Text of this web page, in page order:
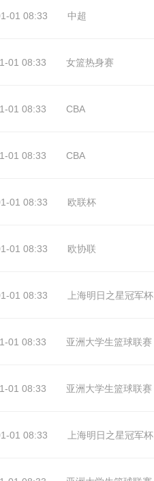
01 08:33 中超
01 08:33 女篮热身赛
01 08:33 CBA
01 08:33 CBA
01 08:33 欧联杯
01 08:33 欧协联
01 08:33 上海明日之星冠军杯
01 08:33 亚洲大学生篮球联赛
01 08:33 亚洲大学生篮球联赛
01 08:33 上海明日之星冠军杯